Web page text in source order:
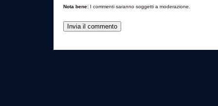
Nota bene: I commenti saranno soggetti a moderazione.